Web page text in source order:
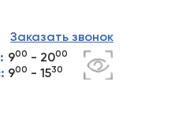
900 - 2000
900 - 1530
Заказать звонок